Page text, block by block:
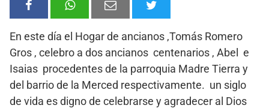
En este día el Hogar de ancianos ,Tomás Romero
Gros , celebro a dos ancianos centenarios , Abel e
Isaias procedentes de la parroquia Madre Tierra y
del barrio de la Merced respectivamente. un siglo
de vida es digno de celebrarse y agradecer al Dios